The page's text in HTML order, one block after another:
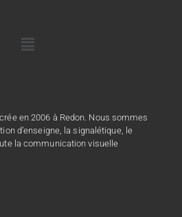
en 2006 à Redon. Nous sommes
d’enseigne, la signalétique, le
la communication visuelle